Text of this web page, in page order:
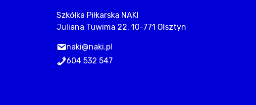
Szkółka Piłkarska NAKI
Juliana Tuwima 22, 10-771 Olsztyn
naki@naki.pl
604 532 547